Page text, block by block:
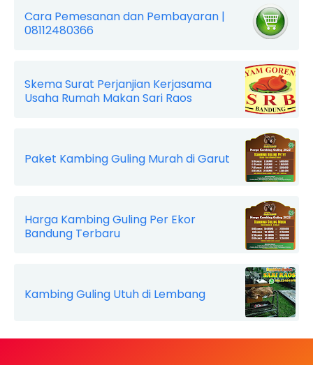
Cara Pemesanan dan Pembayaran |
08112480366
Skema Surat Perjanjian Kerjasama
Usaha Rumah Makan Sari Raos
Paket Kambing Guling Murah di Garut
Harga Kambing Guling Per Ekor
Bandung Terbaru
Kambing Guling Utuh di Lembang